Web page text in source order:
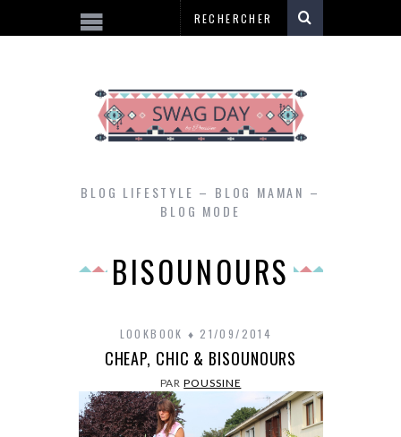
BLOG LIFESTYLE – BLOG MAMAN –
BLOG MODE
BISOUNOURS
LOOKBOOK 21/09/2014
CHEAP, CHIC & BISOUNOURS
PARPOUSSINE